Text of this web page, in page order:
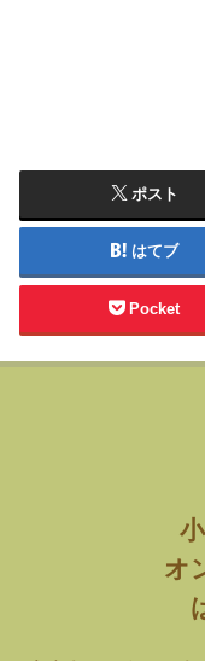
ポスト
はてブ
Pocket
オ